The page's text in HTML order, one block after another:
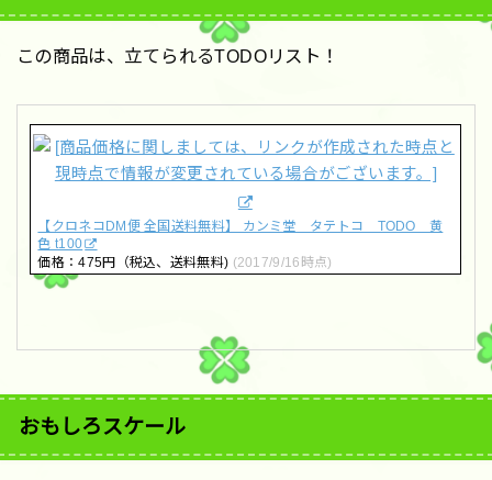
この商品は、立てられるTODOリスト！
【クロネコDM便 全国送料無料】 カンミ堂 タテトコ TODO 黄
色 t100
価格：475円（税込、送料無料) (2017/9/16時点)
おもしろスケール